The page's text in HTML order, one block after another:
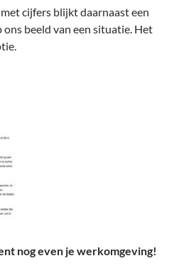
cijfers blijkt daarnaast een
beeld van een situatie. Het
nog even je werkomgeving!